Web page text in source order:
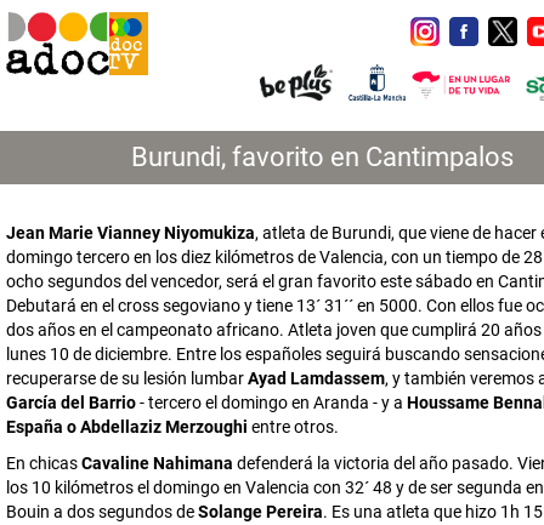
Burundi, favorito en Cantimpalos
Jean Marie Vianney Niyomukiza, atleta de Burundi, que viene de hacer
domingo tercero en los diez kilómetros de Valencia, con un tiempo de
ocho segundos del vencedor, será el gran favorito este sábado en
Debutará en el cross segoviano y tiene 13´ 31´´ en 5000. Con ellos fue
dos años en el campeonato africano. Atleta joven que cumplirá 20
lunes 10 de diciembre. Entre los españoles seguirá buscando
recuperarse de su lesión lumbarAyad Lamdassem, y también veremos
García del Barrio- tercero el domingo en Aranda - y a Houssame
España o Abdellaziz Merzoughi entre otros.
En chicasCavaline Nahimana defenderá la victoria del año pasado.
los 10 kilómetros el domingo en Valencia con 32´ 48 y de ser segunda
Bouin a dos segundos deSolange Pereira. Es una atleta que hizo 1h